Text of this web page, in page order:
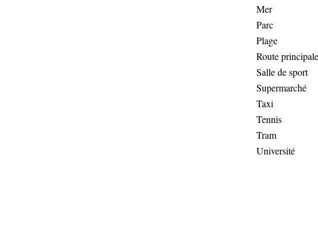
Mer
Parc
Plage
Route principale
Salle de sport
Supermarché
Taxi
Tennis
Tram
Université